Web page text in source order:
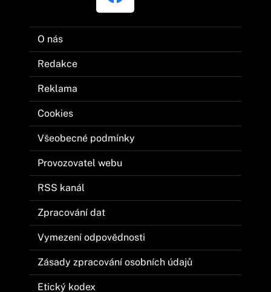
O nás
Redakce
Reklama
Cookies
Všeobecné podmínky
Provozovatel webu
RSS kanál
Zpracování dat
Vymezení odpovědnosti
Zásady zpracování osobních údajů
Etický kodex